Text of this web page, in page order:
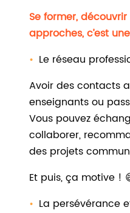
Se former,
approches, c’est
Le réseau
Avoir des contacts
enseignants ou
Vous pouvez
collaborer,
des projets
Et puis, ça motive !
La persévérance